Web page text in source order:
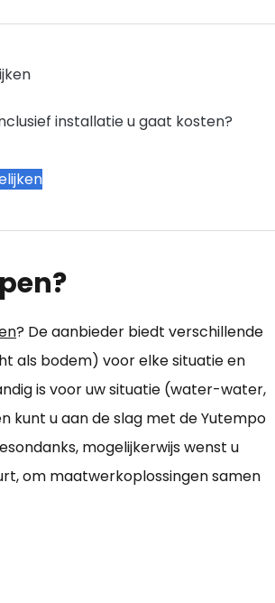
installatie u gaat kosten?
? De aanbieder biedt verschillende
als bodem) voor elke situatie en
is voor uw situatie (water-water,
u aan de slag met de Yutempo
mogelijkerwijs wenst u
om maatwerkoplossingen samen